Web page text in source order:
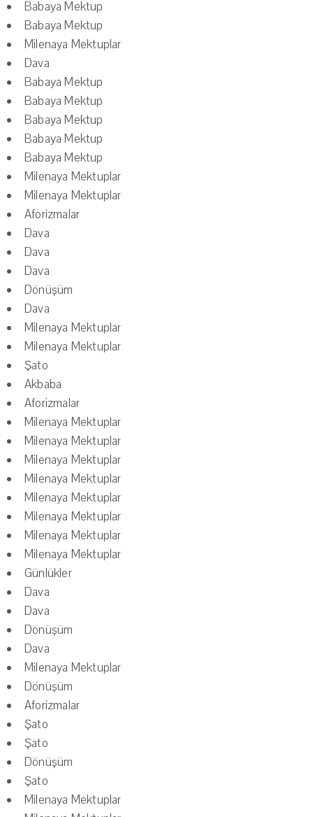
Babaya Mektup
Babaya Mektup
Milenaya Mektuplar
Dava
Babaya Mektup
Babaya Mektup
Babaya Mektup
Babaya Mektup
Babaya Mektup
Milenaya Mektuplar
Milenaya Mektuplar
Aforizmalar
Dava
Dava
Dava
Dönüşüm
Dava
Milenaya Mektuplar
Milenaya Mektuplar
Şato
Akbaba
Aforizmalar
Milenaya Mektuplar
Milenaya Mektuplar
Milenaya Mektuplar
Milenaya Mektuplar
Milenaya Mektuplar
Milenaya Mektuplar
Milenaya Mektuplar
Milenaya Mektuplar
Günlükler
Dava
Dava
Dönüşüm
Dava
Milenaya Mektuplar
Dönüşüm
Aforizmalar
Şato
Şato
Dönüşüm
Şato
Milenaya Mektuplar